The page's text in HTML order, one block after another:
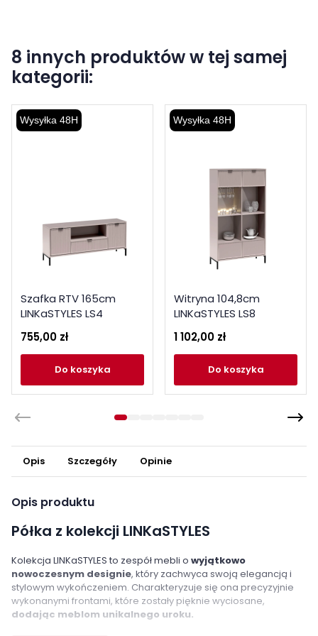
8 innych produktów w tej samej
kategorii:
Wysyłka 48H
Szafka RTV 165cm
LINKaSTYLES LS4
755,00 zł
do koszyka
Wysyłka 48H
Witryna 104,8cm
LINKaSTYLES LS8
1 102,00 zł
do koszyka
Opis Szczegóły Opinie
Opis produktu
Półka z kolekcji LINKaSTYLES
Kolekcja LINKaSTYLES to zespół mebli o wyjątkowo
nowoczesnym designie, który zachwyca swoją elegancją i
stylowym wykończeniem. Charakteryzuje się ona precyzyjnie
wykonanymi frontami, które zostały pięknie wyciosane,
dodając meblom unikalnego uroku.